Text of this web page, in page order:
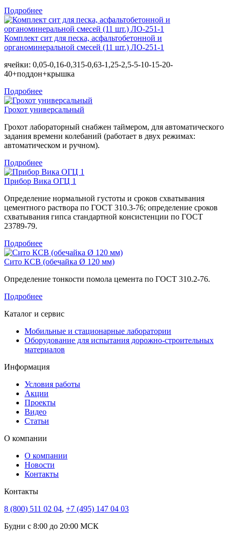
Подробнее
Комплект сит для песка, асфальтобетонной и
органоминеральной смесей (11 шт.) ЛО-251-1
ячейки: 0,05-0,16-0,315-0,63-1,25-2,5-5-10-15-20-
40+поддон+крышка
Подробнее
Грохот универсальный
Грохот лабораторный снабжен таймером, для автоматического
задания времени колебаний (работает в двух режимах:
автоматическом и ручном).
Подробнее
Прибор Вика ОГЦ 1
Определение нормальной густоты и сроков схватывания
цементного раствора по ГОСТ 310.3-76; определение сроков
схватывания гипса стандартной консистенции по ГОСТ
23789-79.
Подробнее
Сито КСВ (обечайка Ø 120 мм)
Определение тонкости помола цемента по ГОСТ 310.2-76.
Подробнее
Каталог и сервис
Мобильные и стационарные лаборатории
Оборудование для испытания дорожно-строительных
материалов
Информация
Условия работы
Акции
Проекты
Видео
Статьи
О компании
О компании
Новости
Контакты
Контакты
8 (800) 511 02 04, +7 (495) 147 04 03
Будни с 8:00 до 20:00 МСК